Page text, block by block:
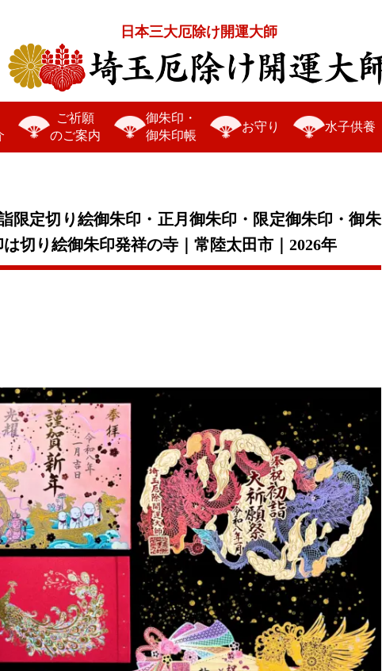
日本三大厄除け開運大師
ご祈願
のご案内
御朱印・
御朱印帳
お守り 水子供養
限定切り絵御朱印・正月御朱印・限定御朱印・御朱
切り絵御朱印発祥の寺｜常陸太田市｜2026年